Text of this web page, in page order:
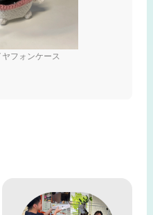
フォンケース